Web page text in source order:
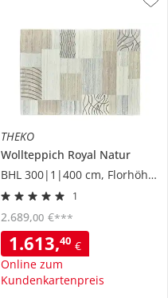
THEKO
Wollteppich Royal Natur
BHL 300|1|400 cm, Florhöhe 1,2 cm
1
1.613,40 €
Online zum
Kundenkartenpreis
2.689,00 €***